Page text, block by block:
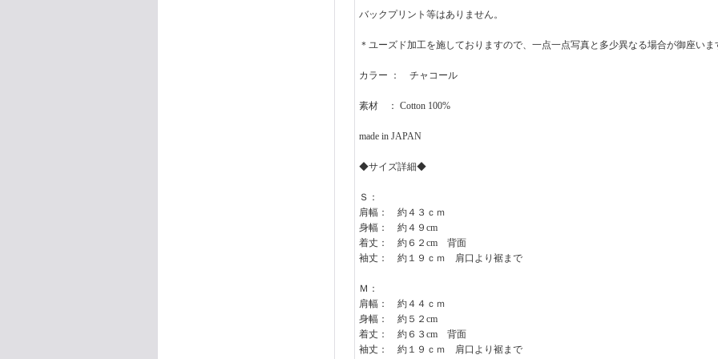
バックプリント等はありません。
＊ユーズド加工を施しておりますので、一点一点写真と多少異なる場合が御座いま
カラー ： チャコール
素材 ： Cotton 100%
made in JAPAN
◆サイズ詳細◆
Ｓ：
肩幅： 約４３ｃｍ
身幅： 約４９cm
着丈： 約６２cm 背面
袖丈： 約１９ｃｍ 肩口より裾まで
Ｍ：
肩幅： 約４４ｃｍ
身幅： 約５２cm
着丈： 約６３cm 背面
袖丈： 約１９ｃｍ 肩口より裾まで